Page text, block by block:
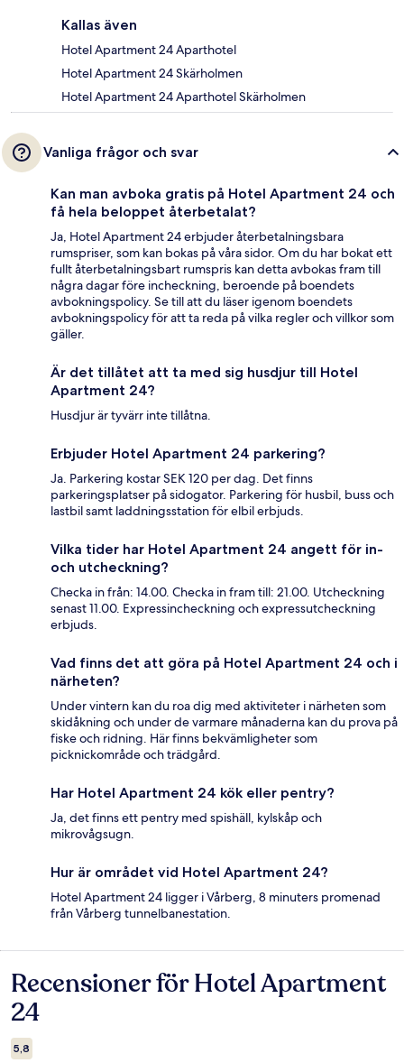
Kallas även
Hotel Apartment 24 Aparthotel
Hotel Apartment 24 Skärholmen
Hotel Apartment 24 Aparthotel Skärholmen
Vanliga frågor och svar
Kan man avboka gratis på Hotel Apartment 24 och
få hela beloppet återbetalat?
Ja, Hotel Apartment 24 erbjuder återbetalningsbara
rumspriser, som kan bokas på våra sidor. Om du har bokat ett
fullt återbetalningsbart rumspris kan detta avbokas fram till
några dagar före incheckning, beroende på boendets
avbokningspolicy. Se till att du läser igenom boendets
avbokningspolicy för att ta reda på vilka regler och villkor som
gäller.
Är det tillåtet att ta med sig husdjur till Hotel
Apartment 24?
Husdjur är tyvärr inte tillåtna.
Erbjuder Hotel Apartment 24 parkering?
Ja. Parkering kostar SEK 120 per dag. Det finns
parkeringsplatser på sidogator. Parkering för husbil, buss och
lastbil samt laddningsstation för elbil erbjuds.
Vilka tider har Hotel Apartment 24 angett för in-
och utcheckning?
Checka in från: 14.00. Checka in fram till: 21.00. Utcheckning
senast 11.00. Expressincheckning och expressutcheckning
erbjuds.
Vad finns det att göra på Hotel Apartment 24 och i
närheten?
Under vintern kan du roa dig med aktiviteter i närheten som
skidåkning och under de varmare månaderna kan du prova på
fiske och ridning. Här finns bekvämligheter som
picknickområde och trädgård.
Har Hotel Apartment 24 kök eller pentry?
Ja, det finns ett pentry med spishäll, kylskåp och
mikrovågsugn.
Hur är området vid Hotel Apartment 24?
Hotel Apartment 24 ligger i Vårberg, 8 minuters promenad
från Vårberg tunnelbanestation.
Recensioner
Recensioner för Hotel Apartment
24
5,8